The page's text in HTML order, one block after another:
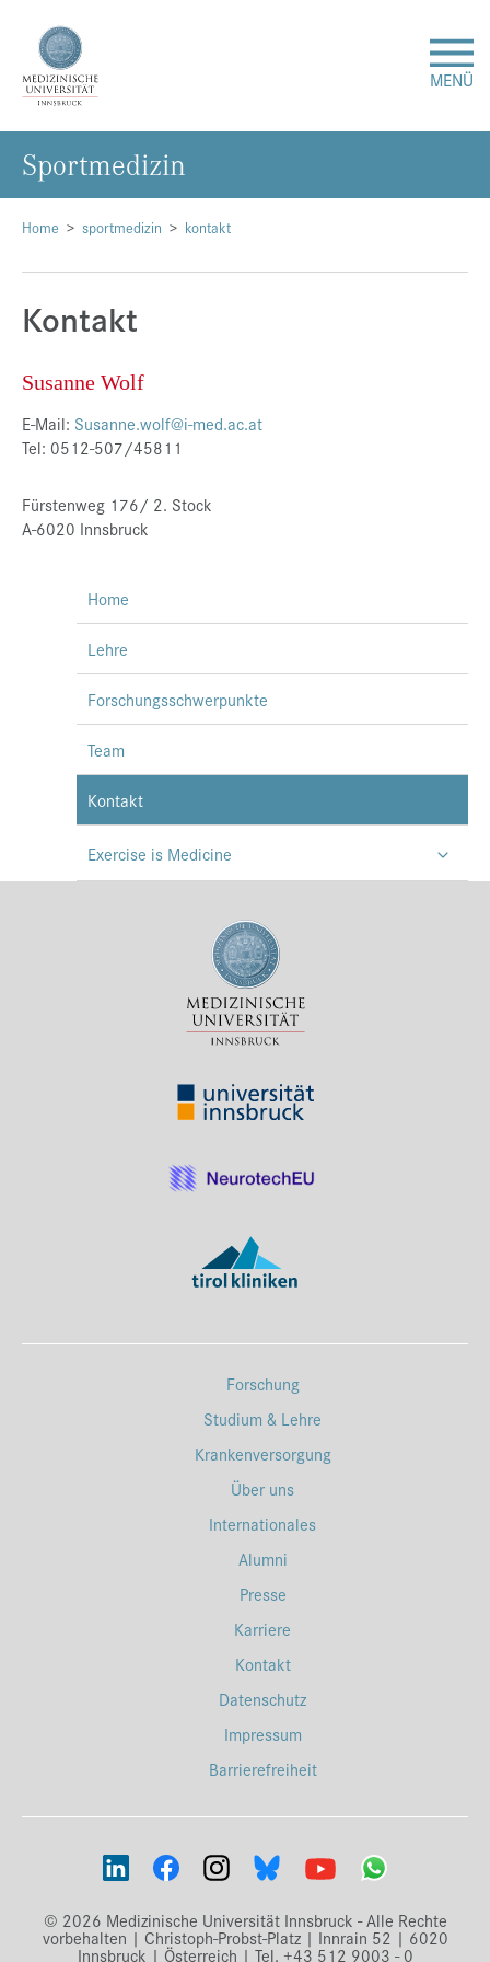
MENÜ
Forschung
Studium & Lehre
Internationales
Presse
Kontakt
Datenschutz
Service-Links
de |en
Home sportmedizin kontakt
Kontakt
Susanne Wolf
E-Mail: Susanne.wolf@i-med.ac.at
Tel: 0512-507/45811
Fürstenweg 176/ 2. Stock
A-6020 Innsbruck
Sport­me­di­zin
Home
Lehre
Forschungsschwerpunkte
Team
Kontakt
Exercise is Medicine
Forschung
Studium & Lehre
Krankenversorgung
Über uns
Internationales
Alumni
Presse
Karriere
Kontakt
Datenschutz
Impressum
Barrierefreiheit
© 2026 Medizinische Universität Innsbruck - Alle Rechte
vorbehalten | Christoph-Probst-Platz | Innrain 52 | 6020
Innsbruck | Österreich | Tel. +43 512 9003 - 0